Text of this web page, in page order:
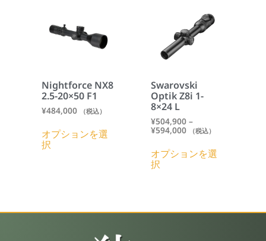
Nightforce NX8
2.5-20×50 F1
¥484,000 （税込）
オプションを選
択
Swarovski
Optik Z8i 1-
8×24 L
¥504,900 –
¥594,000 （税込）
オプションを選
択